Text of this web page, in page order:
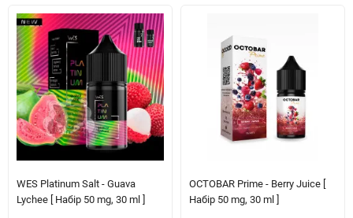
WES Platinum Salt - Guava
Lychee [ Набір 50 mg, 30 ml ]
OCTOBAR Prime - Berry Juice [
Набір 50 mg, 30 ml ]